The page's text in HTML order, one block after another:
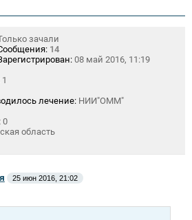
зачали
14
08 май 2016, 11:19
1
лечение: НИИ"ОММ"
0
область
25 июн 2016, 21:02